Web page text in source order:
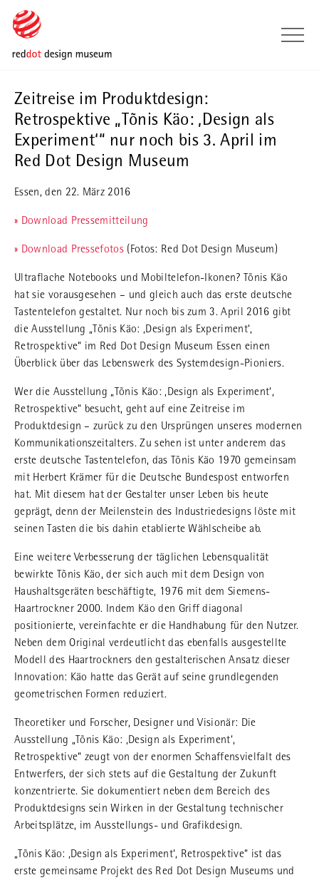
Skip to main content
Skip to page footer
Zeitreise im Produktdesign:
Retrospektive „Tõnis Käo: ‚Design als
Experiment‘“ nur noch bis 3. April im
Red Dot Design Museum
Essen, den 22. März 2016
» Download Pressemitteilung
» Download Pressefotos (Fotos: Red Dot Design Museum)
Ultraflache Notebooks und Mobiltelefon-Ikonen? Tõnis Käo
hat sie vorausgesehen – und gleich auch das erste deutsche
Tastentelefon gestaltet. Nur noch bis zum 3. April 2016 gibt
die Ausstellung „Tõnis Käo: ‚Design als Experiment‘,
Retrospektive“ im Red Dot Design Museum Essen einen
Überblick über das Lebenswerk des Systemdesign-Pioniers.
Wer die Ausstellung „Tõnis Käo: ‚Design als Experiment‘,
Retrospektive“ besucht, geht auf eine Zeitreise im
Produktdesign – zurück zu den Ursprüngen unseres modernen
Kommunikationszeitalters. Zu sehen ist unter anderem das
erste deutsche Tastentelefon, das Tõnis Käo 1970 gemeinsam
mit Herbert Krämer für die Deutsche Bundespost entworfen
hat. Mit diesem hat der Gestalter unser Leben bis heute
geprägt, denn der Meilenstein des Industriedesigns löste mit
seinen Tasten die bis dahin etablierte Wählscheibe ab.
Eine weitere Verbesserung der täglichen Lebensqualität
bewirkte Tõnis Käo, der sich auch mit dem Design von
Haushaltsgeräten beschäftigte, 1976 mit dem Siemens-
Haartrockner 2000. Indem Käo den Griff diagonal
positionierte, vereinfachte er die Handhabung für den Nutzer.
Neben dem Original verdeutlicht das ebenfalls ausgestellte
Modell des Haartrockners den gestalterischen Ansatz dieser
Innovation: Käo hatte das Gerät auf seine grundlegenden
geometrischen Formen reduziert.
Theoretiker und Forscher, Designer und Visionär: Die
Ausstellung „Tõnis Käo: ‚Design als Experiment‘,
Retrospektive“ zeugt von der enormen Schaffensvielfalt des
Entwerfers, der sich stets auf die Gestaltung der Zukunft
konzentrierte. Sie dokumentiert neben dem Bereich des
Produktdesigns sein Wirken in der Gestaltung technischer
Arbeitsplätze, im Ausstellungs- und Grafikdesign.
„Tõnis Käo: ‚Design als Experiment‘, Retrospektive“ ist das
erste gemeinsame Projekt des Red Dot Design Museums und